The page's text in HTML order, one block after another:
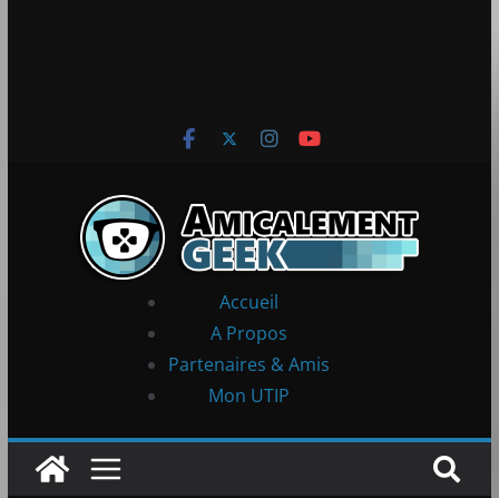
Accueil
A Propos
Partenaires & Amis
Mon UTIP